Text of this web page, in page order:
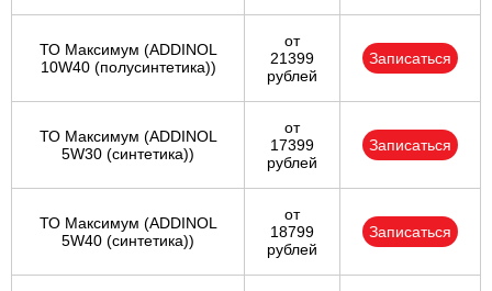
ТО Максимум (ADDINOL
10W40 (полусинтетика))
от
21399
рублей
Записаться
ТО Максимум (ADDINOL
5W30 (синтетика))
от
17399
рублей
Записаться
ТО Максимум (ADDINOL
5W40 (синтетика))
от
18799
рублей
Записаться